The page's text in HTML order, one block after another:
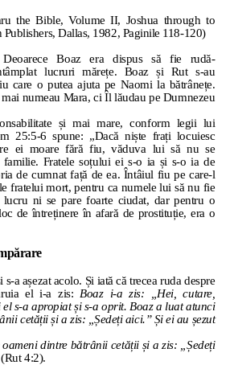
the Bible, Volume II, Joshua through to
Publishers, Dallas, 1982, Paginile 118-120)
Boaz era dispus să fie rudă-
lucruri mărețe. Boaz și Rut s-au
care o putea ajuta pe Naomi la bătrânețe.
numeau Mara, ci Îl lăudau pe Dumnezeu
și mai mare, conform legii lui
25:5-6 spune: „Dacă niște frați locuiesc
ei moare fără fiu, văduva lui să nu se
familie. Fratele soțului ei s-o ia și s-o ia de
de cumnat față de ea. Întâiul fiu pe care-l
fratelui mort, pentru ca numele lui să nu fie
lucru ni se pare foarte ciudat, dar pentru o
de întreținere în afară de prostituție, era o
a așezat acolo. Și iată că trecea ruda despre
el i-a zis: Boaz i-a zis: „Hei, cutare,
s-a apropiat și s-a oprit. Boaz a luat atunci
cetății și a zis: „Ședeți aici.” Și ei au șezut
dintre bătrânii cetății și a zis: „Ședeți
4:2).